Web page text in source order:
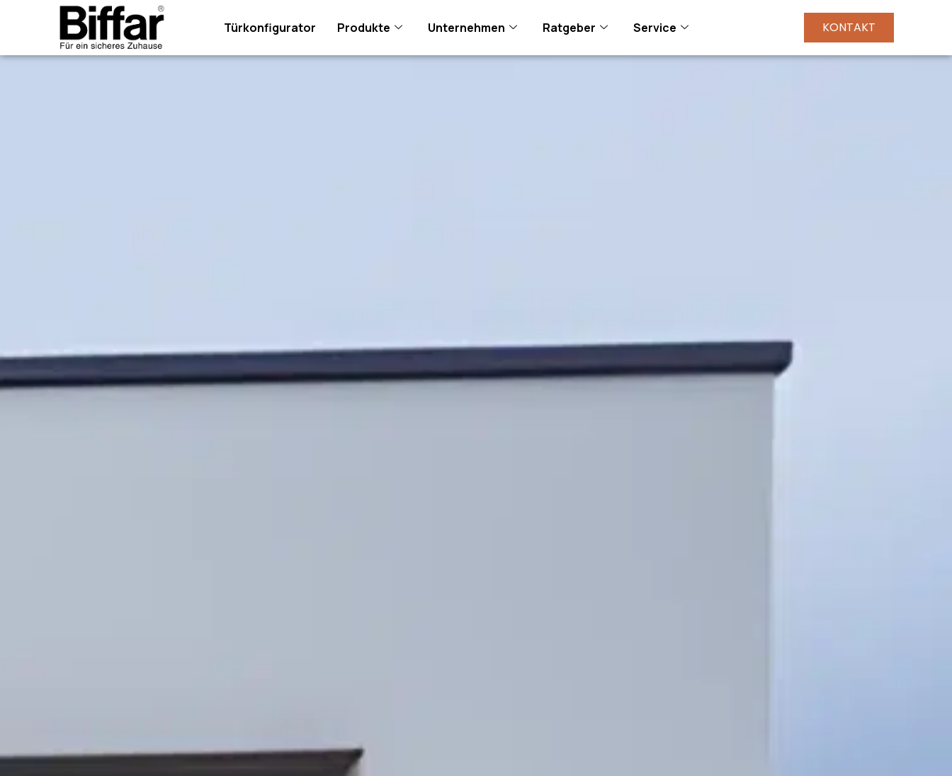
Türkonfigurator Produkte Unternehmen Ratgeber Service KONTAKT